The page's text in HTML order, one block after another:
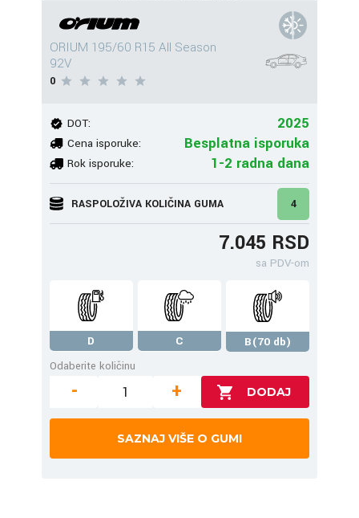
ORIUM 195/60 R15 All Season
92V
0
DOT: 2025
Cena isporuke: Besplatna isporuka
Rok isporuke: 1-2 radna dana
RASPOLOŽIVA KOLIČINA GUMA 4
7.045 RSD
sa PDV-om
D C
B(70 db)
Odaberite količinu
- +
SAZNAJ VIŠE O GUMI